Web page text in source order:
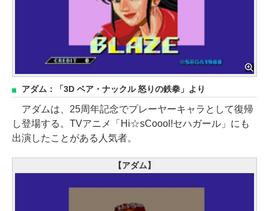
アダム：「3D ベア・ナックル 怒りの鉄拳」より
アダムは、25周年記念でプレーヤーキャラとして復帰
し登場する。TVアニメ「Hi☆sCoool!セハガール」にも
出演したことがある人気者。
【アダム】